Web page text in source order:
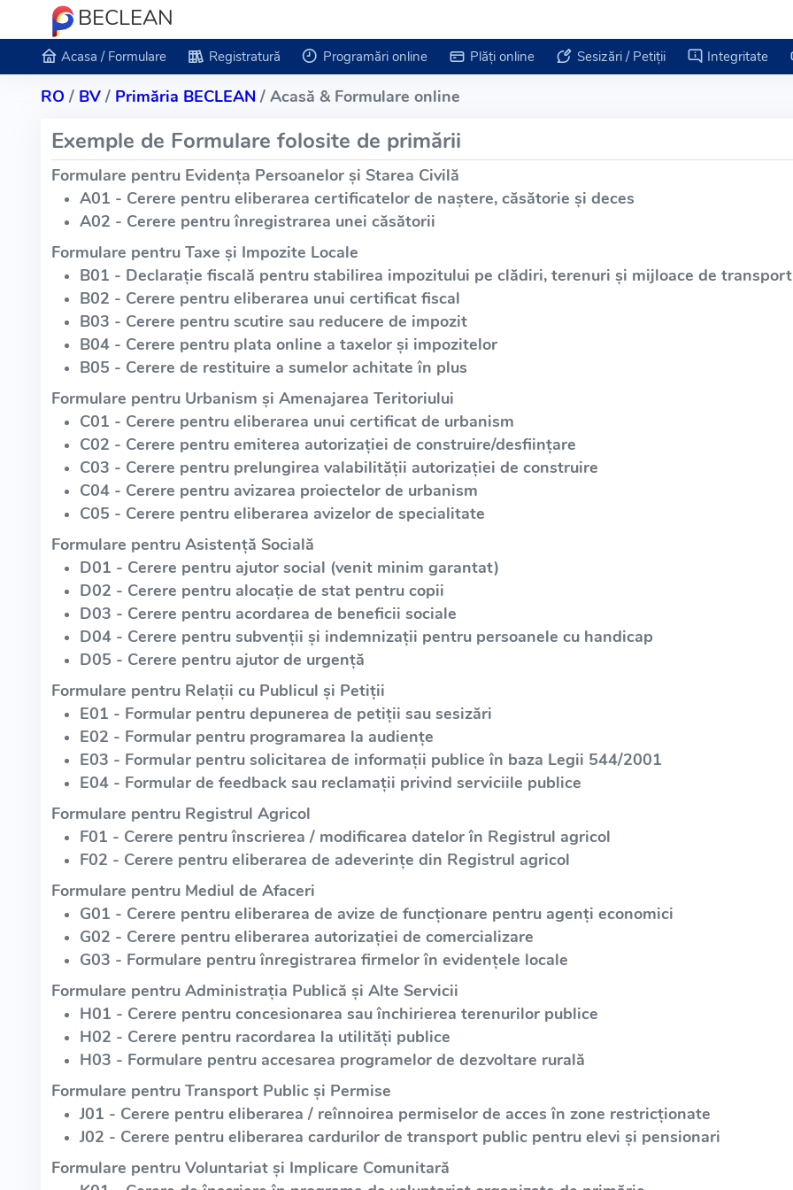
BECLEAN
Acasa / Formulare Registratură Programări online Plăți online Sesizări / Petiții Integritate
RO / BV/ Primăria BECLEAN / Acasă & Formulare online
Exemple de Formulare folosite de primării
Formulare pentru Evidența Persoanelor și Starea Civilă
A01 - Cerere pentru eliberarea certificatelor de naștere, căsătorie și deces
A02 - Cerere pentru înregistrarea unei căsătorii
Formulare pentru Taxe și Impozite Locale
B01 - Declarație fiscală pentru stabilirea impozitului pe clădiri, terenuri și mijloace de transport
B02 - Cerere pentru eliberarea unui certificat fiscal
B03 - Cerere pentru scutire sau reducere de impozit
B04 - Cerere pentru plata online a taxelor și impozitelor
B05 - Cerere de restituire a sumelor achitate în plus
Formulare pentru Urbanism și Amenajarea Teritoriului
C01 - Cerere pentru eliberarea unui certificat de urbanism
C02 - Cerere pentru emiterea autorizației de construire/desființare
C03 - Cerere pentru prelungirea valabilității autorizației de construire
C04 - Cerere pentru avizarea proiectelor de urbanism
C05 - Cerere pentru eliberarea avizelor de specialitate
Formulare pentru Asistență Socială
D01 - Cerere pentru ajutor social (venit minim garantat)
D02 - Cerere pentru alocație de stat pentru copii
D03 - Cerere pentru acordarea de beneficii sociale
D04 - Cerere pentru subvenții și indemnizații pentru persoanele cu handicap
D05 - Cerere pentru ajutor de urgență
Formulare pentru Relații cu Publicul și Petiții
E01 - Formular pentru depunerea de petiții sau sesizări
E02 - Formular pentru programarea la audiențe
E03 - Formular pentru solicitarea de informații publice în baza Legii 544/2001
E04 - Formular de feedback sau reclamații privind serviciile publice
Formulare pentru Registrul Agricol
F01 - Cerere pentru înscrierea / modificarea datelor în Registrul agricol
F02 - Cerere pentru eliberarea de adeverințe din Registrul agricol
Formulare pentru Mediul de Afaceri
G01 - Cerere pentru eliberarea de avize de funcționare pentru agenți economici
G02 - Cerere pentru eliberarea autorizației de comercializare
G03 - Formulare pentru înregistrarea firmelor în evidențele locale
Formulare pentru Administrația Publică și Alte Servicii
H01 - Cerere pentru concesionarea sau închirierea terenurilor publice
H02 - Cerere pentru racordarea la utilități publice
H03 - Formulare pentru accesarea programelor de dezvoltare rurală
Formulare pentru Transport Public și Permise
J01 - Cerere pentru eliberarea / reînnoirea permiselor de acces în zone restricționate
J02 - Cerere pentru eliberarea cardurilor de transport public pentru elevi și pensionari
Formulare pentru Voluntariat și Implicare Comunitară